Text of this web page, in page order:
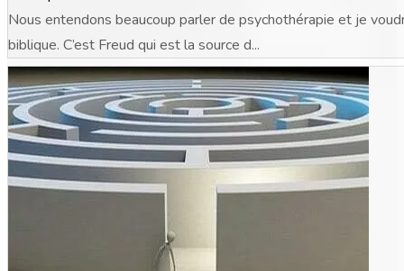
Nous entendons beaucoup parler de psychothérapie et je
biblique. C’est Freud qui est la source d...